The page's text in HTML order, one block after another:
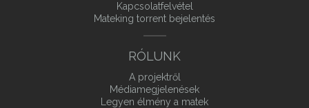
Kapcsolatfelvétel
Mateking torrent bejelentés
RÓLUNK
A projektről
Médiamegjelenések
Legyen élmény a matek